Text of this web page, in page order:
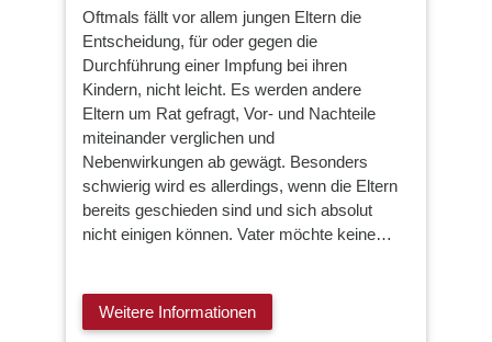
Oftmals fällt vor allem jungen Eltern die
Entscheidung, für oder gegen die
Durchführung einer Impfung bei ihren
Kindern, nicht leicht. Es werden andere
Eltern um Rat gefragt, Vor- und Nachteile
miteinander verglichen und
Nebenwirkungen ab gewägt. Besonders
schwierig wird es allerdings, wenn die Eltern
bereits geschieden sind und sich absolut
nicht einigen können. Vater möchte keine…
Weitere Informationen